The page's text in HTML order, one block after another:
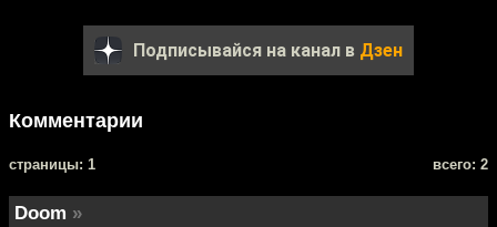
Подписывайся на канал в Дзен
Комментарии
cтраницы: 1 всего: 2
Doom »